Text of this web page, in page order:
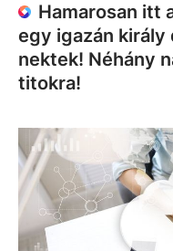
Hamarosan itt
egy igazán király
nektek! Néhány
titokra!